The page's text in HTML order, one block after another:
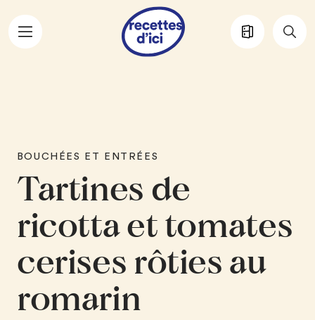
Aller au contenu principal
BOUCHÉES ET ENTRÉES
Tartines de
ricotta et tomates
cerises rôties au
romarin